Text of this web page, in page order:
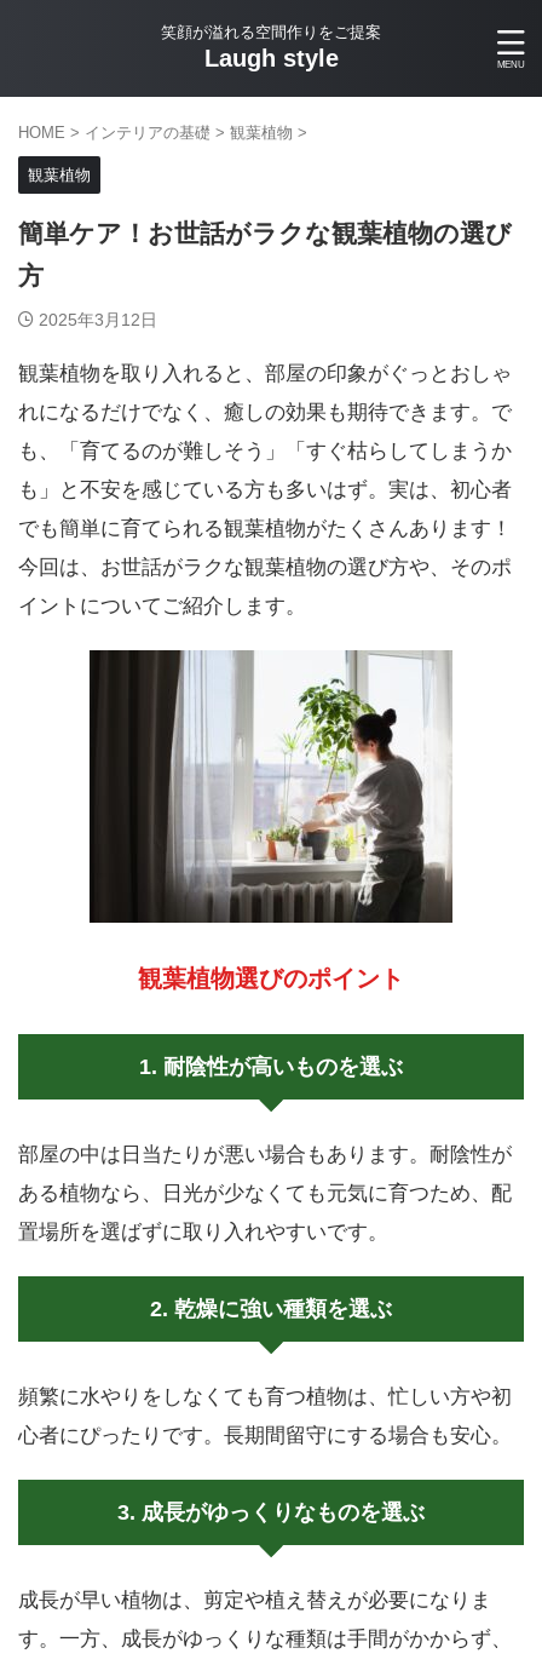
笑顔が溢れる空間作りをご提案
Laugh style
HOME > インテリアの基礎 > 観葉植物 >
観葉植物
簡単ケア！お世話がラクな観葉植物の選び
方
2025年3月12日
観葉植物を取り入れると、部屋の印象がぐっとおしゃ
れになるだけでなく、癒しの効果も期待できます。で
も、「育てるのが難しそう」「すぐ枯らしてしまうか
も」と不安を感じている方も多いはず。実は、初心者
でも簡単に育てられる観葉植物がたくさんあります！
今回は、お世話がラクな観葉植物の選び方や、そのポ
イントについてご紹介します。
観葉植物選びのポイント
1. 耐陰性が高いものを選ぶ
部屋の中は日当たりが悪い場合もあります。耐陰性が
ある植物なら、日光が少なくても元気に育つため、配
置場所を選ばずに取り入れやすいです。
2. 乾燥に強い種類を選ぶ
頻繁に水やりをしなくても育つ植物は、忙しい方や初
心者にぴったりです。長期間留守にする場合も安心。
3. 成長がゆっくりなものを選ぶ
成長が早い植物は、剪定や植え替えが必要になりま
す。一方、成長がゆっくりな種類は手間がかからず、